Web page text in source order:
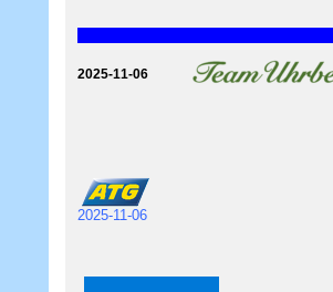
2025-11-06
2025-11-06